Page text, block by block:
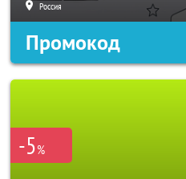
Россия
Промокод
-5%